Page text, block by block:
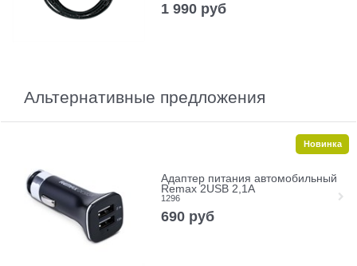
1 990 руб
Альтернативные предложения
Адаптер питания автомобильный
Remax 2USB 2,1A
1296
690 руб
Новинка